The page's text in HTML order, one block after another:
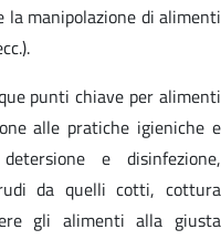
la manipolazione di alimenti
punti chiave per alimenti
alle pratiche igieniche e
e disinfezione,
da quelli cotti, cottura
gli alimenti alla giusta